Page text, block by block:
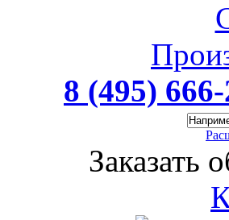
8 (495)
Заказать